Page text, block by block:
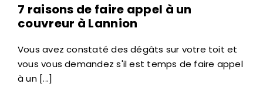
7 raisons de faire appel à un
couvreur à Lannion
Vous avez constaté des dégâts sur votre toit et
vous vous demandez s'il est temps de faire appel
à un [...]